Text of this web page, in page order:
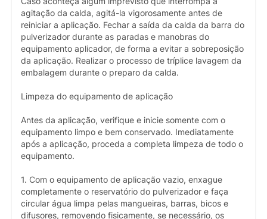
agitação da calda, agitá-la vigorosamente antes de
reiniciar a aplicação. Fechar a saída da calda da barra do
pulverizador durante as paradas e manobras do
equipamento aplicador, de forma a evitar a sobreposição
da aplicação. Realizar o processo de tríplice lavagem da
embalagem durante o preparo da calda.
Limpeza do equipamento de aplicação
Antes da aplicação, verifique e inicie somente com o
equipamento limpo e bem conservado. Imediatamente
após a aplicação, proceda a completa limpeza de todo o
equipamento.
1. Com o equipamento de aplicação vazio, enxague
completamente o reservatório do pulverizador e faça
circular água limpa pelas mangueiras, barras, bicos e
difusores, removendo fisicamente, se necessário, os